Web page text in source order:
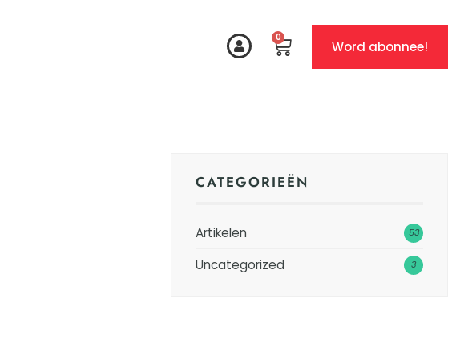
0
Word abonnee!
CATEGORIEËN
Artikelen 53
Uncategorized 3